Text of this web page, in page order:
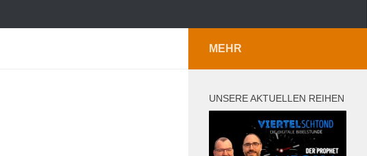
MEHR
UNSERE AKTUELLEN REIHEN